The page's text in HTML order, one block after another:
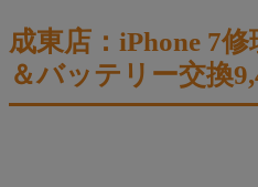
成東店：iPhone 7
＆バッテリー交換